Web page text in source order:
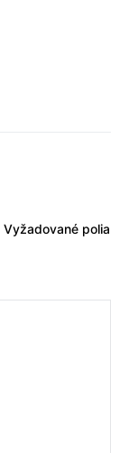
Vyžadované polia